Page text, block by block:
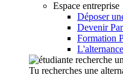
Espace entreprise
Déposer
Devenir
Formation
Tu recherches une